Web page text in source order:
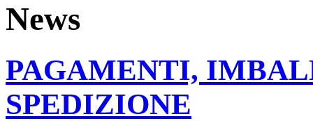
News
PAGAMENTI,
SPEDIZIONE